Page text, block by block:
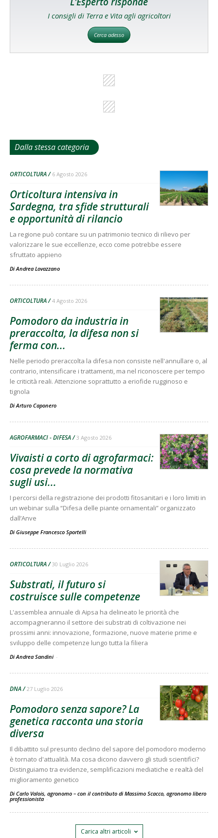
I consigli di Terra e Vita agli agricoltori
Cerca adesso
Dalla stessa categoria
ORTICOLTURA 6 Agosto 2026
Orticoltura intensiva in
Sardegna, tra sfide strutturali
e opportunità di rilancio
La regione può contare su un patrimonio tecnico di rilievo per
valorizzare le sue eccellenze, ecco come potrebbe essere
sfruttato appieno
DiAndrea Lovazzano
ORTICOLTURA 4 Agosto 2026
Pomodoro da industria in
preraccolta, la difesa non si
ferma con...
Nelle periodo preraccolta la difesa non consiste nell'annullare o, al
contrario, intensificare i trattamenti, ma nel riconoscere per tempo
le criticità reali. Attenzione soprattutto a eriofide rugginoso e
tignola
DiArturo Caponero
AGROFARMACI - DIFESA 3 Agosto 2026
Vivaisti a corto di agrofarmaci:
cosa prevede la normativa
sugli usi...
I percorsi della registrazione dei prodotti fitosanitari e i loro limiti in
un webinar sulla “Difesa delle piante ornamentali” organizzato
dall’Anve
Di Giuseppe Francesco Sportelli
ORTICOLTURA 30 Luglio 2026
Substrati, il futuro si
costruisce sulle competenze
L'assemblea annuale di Aipsa ha delineato le priorità che
accompagneranno il settore dei substrati di coltivazione nei
prossimi anni: innovazione, formazione, nuove materie prime e
sviluppo delle competenze lungo tutta la filiera
Di Andrea Sandini -
DNA 27 Luglio 2026
Pomodoro senza sapore? La
genetica racconta una storia
diversa
Il dibattito sul presunto declino del sapore del pomodoro moderno
è tornato d'attualità. Ma cosa dicono davvero gli studi scientifici?
Distinguiamo tra evidenze, semplificazioni mediatiche e realtà del
miglioramento genetico
Di Carlo Valois, agronomo – con il contributo di Massimo Scacco, agronomo libero
professionista -
Carica altri articoli